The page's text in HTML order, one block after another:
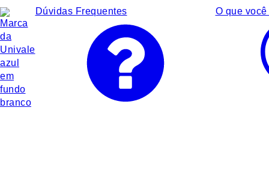
Dúvidas Frequentes O que